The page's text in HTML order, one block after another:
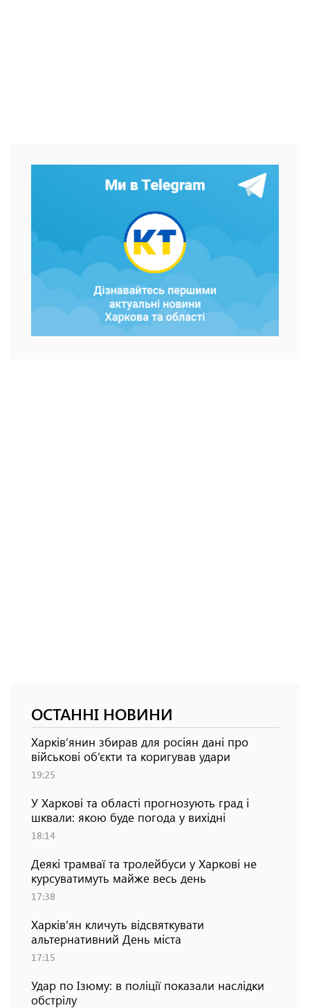
ОСТАННІ НОВИНИ
Харків’янин збирав для росіян дані про
військові об’єкти та коригував удари
19:25
У Харкові та області прогнозують град і
шквали: якою буде погода у вихідні
18:14
Деякі трамваї та тролейбуси у Харкові не
курсуватимуть майже весь день
17:38
Харків'ян кличуть відсвяткувати
альтернативний День міста
17:15
Удар по Ізюму: в поліції показали наслідки
обстрілу